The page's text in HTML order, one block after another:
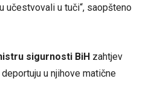
učestvovali u tuči“, saopšteno
sigurnosti BiH zahtjev
u njihove matične